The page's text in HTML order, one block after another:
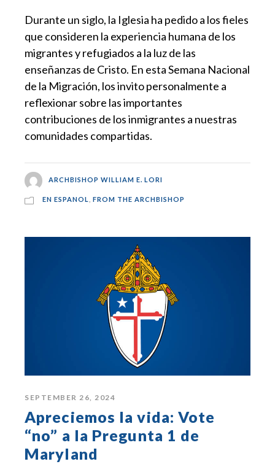
Durante un siglo, la Iglesia ha pedido a los fieles
que consideren la experiencia humana de los
migrantes y refugiados a la luz de las
enseñanzas de Cristo. En esta Semana Nacional
de la Migración, los invito personalmente a
reflexionar sobre las importantes
contribuciones de los inmigrantes a nuestras
comunidades compartidas.
ARCHBISHOP WILLIAM E. LORI
EN ESPANOL FROM THE ARCHBISHOP
SEPTEMBER 26, 2024
Apreciemos la vida: Vote
“no” a la Pregunta 1 de
Maryland